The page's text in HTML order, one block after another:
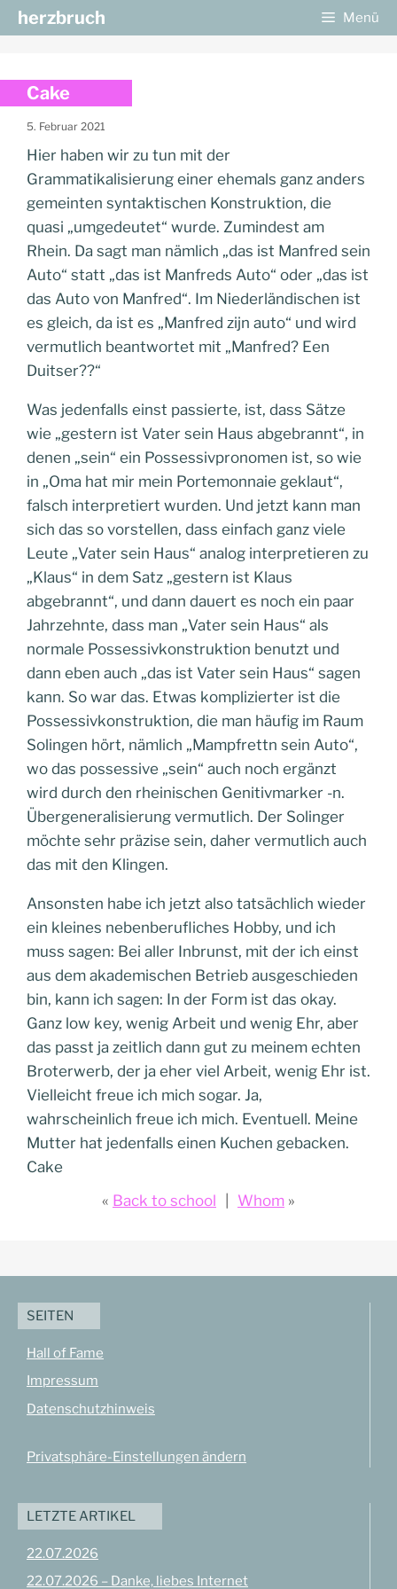
Zum
Inhalt
herzbruch Menü
Cake
5. Februar 2021
Hier haben wir zu tun mit der
Grammatikalisierung einer ehemals ganz anders
gemeinten syntaktischen Konstruktion, die
quasi „umgedeutet“ wurde. Zumindest am
Rhein. Da sagt man nämlich „das ist Manfred sein
Auto“ statt „das ist Manfreds Auto“ oder „das ist
das Auto von Manfred“. Im Niederländischen ist
es gleich, da ist es „Manfred zijn auto“ und wird
vermutlich beantwortet mit „Manfred? Een
Duitser??“
Was jedenfalls einst passierte, ist, dass Sätze
wie „gestern ist Vater sein Haus abgebrannt“, in
denen „sein“ ein Possessivpronomen ist, so wie
in „Oma hat mir mein Portemonnaie geklaut“,
falsch interpretiert wurden. Und jetzt kann man
sich das so vorstellen, dass einfach ganz viele
Leute „Vater sein Haus“ analog interpretieren zu
„Klaus“ in dem Satz „gestern ist Klaus
abgebrannt“, und dann dauert es noch ein paar
Jahrzehnte, dass man „Vater sein Haus“ als
normale Possessivkonstruktion benutzt und
dann eben auch „das ist Vater sein Haus“ sagen
kann. So war das. Etwas komplizierter ist die
Possessivkonstruktion, die man häufig im Raum
Solingen hört, nämlich „Mampfrettn sein Auto“,
wo das possessive „sein“ auch noch ergänzt
wird durch den rheinischen Genitivmarker -n.
Übergeneralisierung vermutlich. Der Solinger
möchte sehr präzise sein, daher vermutlich auch
das mit den Klingen.
Ansonsten habe ich jetzt also tatsächlich wieder
ein kleines nebenberufliches Hobby, und ich
muss sagen: Bei aller Inbrunst, mit der ich einst
aus dem akademischen Betrieb ausgeschieden
bin, kann ich sagen: In der Form ist das okay.
Ganz low key, wenig Arbeit und wenig Ehr, aber
das passt ja zeitlich dann gut zu meinem echten
Broterwerb, der ja eher viel Arbeit, wenig Ehr ist.
Vielleicht freue ich mich sogar. Ja,
wahrscheinlich freue ich mich. Eventuell. Meine
Mutter hat jedenfalls einen Kuchen gebacken.
Cake
Back to school
Whom
SEITEN
Hall of Fame
Impressum
Datenschutzhinweis
Privatsphäre-Einstellungen ändern
LETZTE ARTIKEL
22.07.2026
22.07.2026 – Danke, liebes Internet